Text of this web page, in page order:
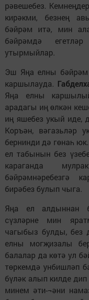
рәвешебез.
кирәкми, безнең
бәйрәм итә, мин
бәйрәмдә
утырмыйлар.
Эш Яңа елны бәйрәм
каршылауда.
Яңа елны
арадагы иң өлкән
иң яшебез укый иде,
Коръән, вәгазьләр
бернинди дә гөнаһ
ел табынын без
караганда
бәйрәмнәребезгә
бирәбез булып чыга.
Яңа ел алдыннан
сүзләрне мин
чагыбыз булды, без
елны могҗизалы
балалар да көтә ул
төркемдә унбишләп
бүләк алып килде
минем әти-¬әни